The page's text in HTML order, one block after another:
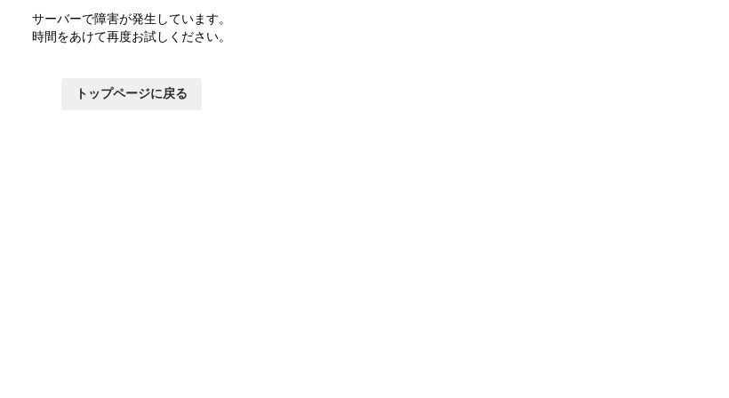
サーバーで障害が発生しています。
時間をあけて再度お試しください。
トップページに戻る